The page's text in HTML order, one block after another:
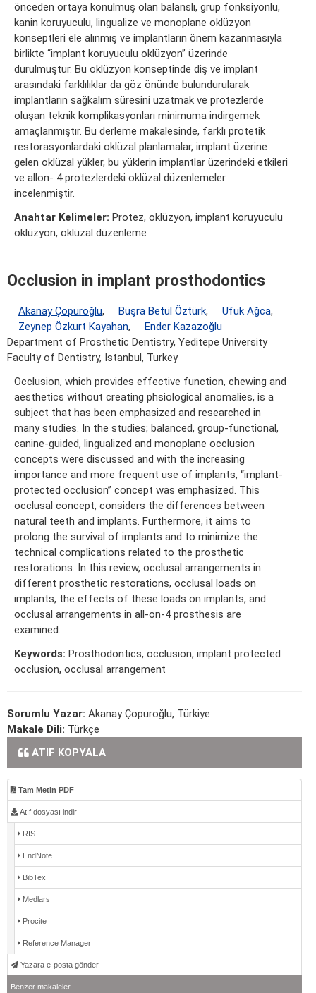
önceden ortaya konulmuş olan balanslı, grup fonksiyonlu,
kanin koruyuculu, lingualize ve monoplane oklüzyon
konseptleri ele alınmış ve implantların önem kazanmasıyla
birlikte “implant koruyuculu oklüzyon” üzerinde
durulmuştur. Bu oklüzyon konseptinde diş ve implant
arasındaki farklılıklar da göz önünde bulundurularak
implantların sağkalım süresini uzatmak ve protezlerde
oluşan teknik komplikasyonları minimuma indirgemek
amaçlanmıştır. Bu derleme makalesinde, farklı protetik
restorasyonlardaki oklüzal planlamalar, implant üzerine
gelen oklüzal yükler, bu yüklerin implantlar üzerindeki etkileri
ve allon- 4 protezlerdeki oklüzal düzenlemeler
incelenmiştir.
Anahtar Kelimeler: Protez, oklüzyon, implant koruyuculu
oklüzyon, oklüzal düzenleme
Occlusion in implant prosthodontics
Akanay Çopuroğlu, Büşra Betül Öztürk, Ufuk Ağca,
Zeynep Özkurt Kayahan,
Ender Kazazoğlu
Department of Prosthetic Dentistry, Yeditepe University
Faculty of Dentistry, Istanbul, Turkey
Occlusion, which provides effective function, chewing and
aesthetics without creating phsiological anomalies, is a
subject that has been emphasized and researched in
many studies. In the studies; balanced, group-functional,
canine-guided, lingualized and monoplane occlusion
concepts were discussed and with the increasing
importance and more frequent use of implants, “implant-
protected occlusion” concept was emphasized. This
occlusal concept, considers the differences between
natural teeth and implants. Furthermore, it aims to
prolong the survival of implants and to minimize the
technical complications related to the prosthetic
restorations. In this review, occlusal arrangements in
different prosthetic restorations, occlusal loads on
implants, the effects of these loads on implants, and
occlusal arrangements in all-on-4 prosthesis are
examined.
Keywords: Prosthodontics, occlusion, implant protected
occlusion, occlusal arrangement
Sorumlu Yazar: Akanay Çopuroğlu, Türkiye
Makale Dili: Türkçe
ATIF KOPYALA
Tam Metin PDF
Atıf dosyası indir
RIS
EndNote
BibTex
Medlars
Procite
Reference Manager
Yazara e-posta gönder
Benzer makaleler